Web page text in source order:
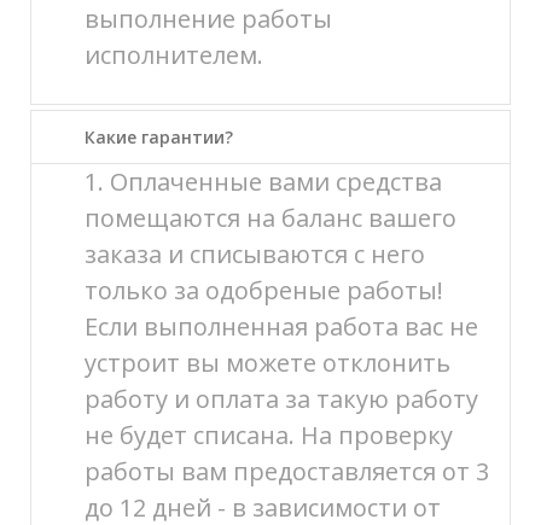
выполнение работы
исполнителем.
Какие гарантии?
1. Оплаченные вами средства
помещаются на баланс вашего
заказа и списываются с него
только за одобреные работы!
Если выполненная работа вас не
устроит вы можете отклонить
работу и оплата за такую работу
не будет списана. На проверку
работы вам предоставляется от 3
до 12 дней - в зависимости от